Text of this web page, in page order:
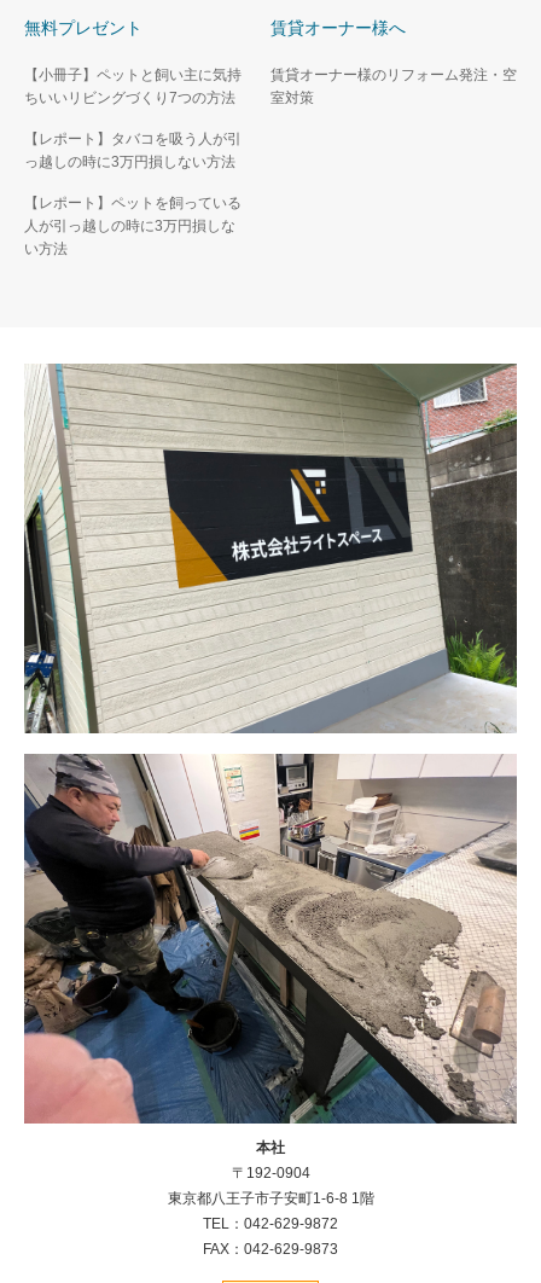
無料プレゼント
【小冊子】ペットと飼い主に気持
ちいいリビングづくり7つの方法
【レポート】タバコを吸う人が引
っ越しの時に3万円損しない方法
【レポート】ペットを飼っている
人が引っ越しの時に3万円損しな
い方法
賃貸オーナー様へ
賃貸オーナー様のリフォーム発注・空
室対策
本社
〒192-0904
東京都八王子市子安町1-6-8 1階
TEL：042-629-9872
FAX：042-629-9873